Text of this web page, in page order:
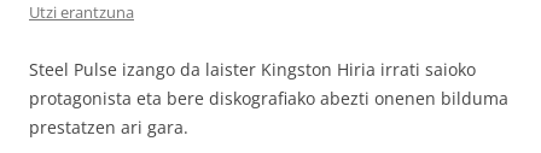
Utzi erantzuna
Steel Pulse izango da laister Kingston Hiria irrati saioko
protagonista eta bere diskografiako abezti onenen bilduma
prestatzen ari gara.